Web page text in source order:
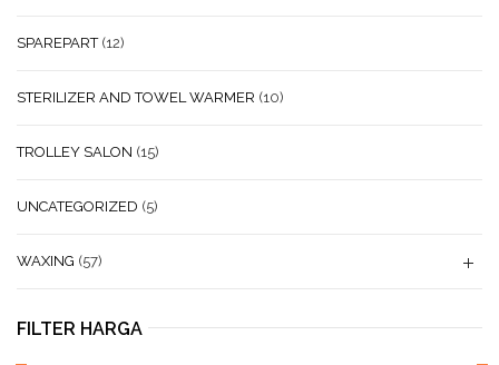
SPAREPART (12)
STERILIZER AND TOWEL WARMER (10)
TROLLEY SALON (15)
UNCATEGORIZED (5)
WAXING (57)
FILTER HARGA